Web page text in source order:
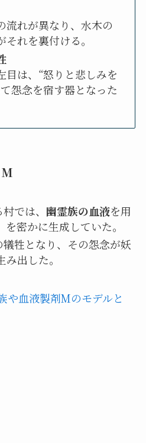
流れが異なり、水木の
れを裏付ける。
目は、“怒りと悲しみを
怨念を宿す器となった
では、 幽霊族の血液を用
密かに生成していた。
牲となり、その怨念が妖
出した。
や血液製剤Mのモデルと